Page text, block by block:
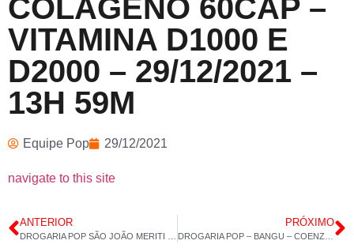
COLÁGENO 60CAP –
VITAMINA D1000 E
D2000 – 29/12/2021 –
13H 59M
Equipe Pop 29/12/2021
navigate to this site
ANTERIOR PRÓXIMO